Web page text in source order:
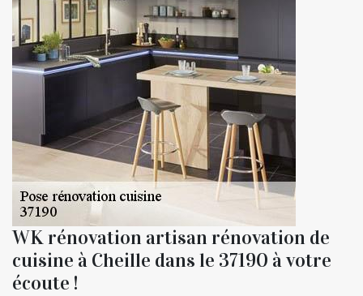
WK rénovation artisan rénovation de
cuisine à Cheille dans le 37190 à votre
écoute !